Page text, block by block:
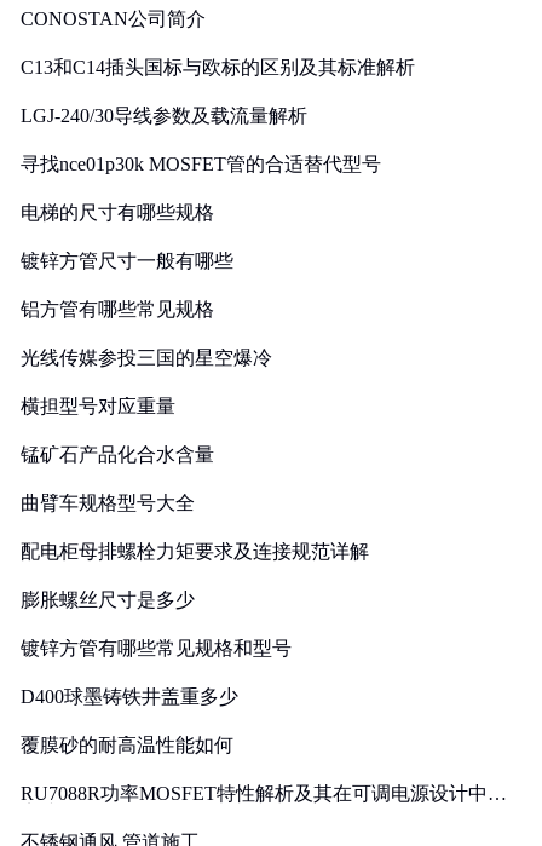
CONOSTAN公司简介
C13和C14插头国标与欧标的区别及其标准解析
LGJ-240/30导线参数及载流量解析
寻找nce01p30k MOSFET管的合适替代型号
电梯的尺寸有哪些规格
镀锌方管尺寸一般有哪些
铝方管有哪些常见规格
光线传媒参投三国的星空爆冷
横担型号对应重量
锰矿石产品化合水含量
曲臂车规格型号大全
配电柜母排螺栓力矩要求及连接规范详解
膨胀螺丝尺寸是多少
镀锌方管有哪些常见规格和型号
D400球墨铸铁井盖重多少
覆膜砂的耐高温性能如何
RU7088R功率MOSFET特性解析及其在可调电源设计中的
不锈钢通风 管道施工